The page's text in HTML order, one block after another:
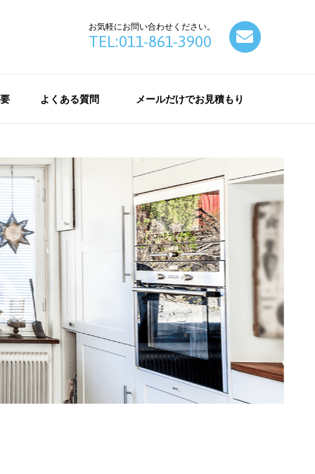
お気軽にお問い合わせください。
TEL:011-861-3900
よくある質問 メールだけでお見積もり